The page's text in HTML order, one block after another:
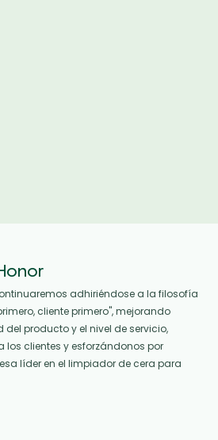
adhiriéndose a la filosofía
cliente primero", mejorando
producto y el nivel de servicio,
clientes y esforzándonos por
líder en el limpiador de cera para